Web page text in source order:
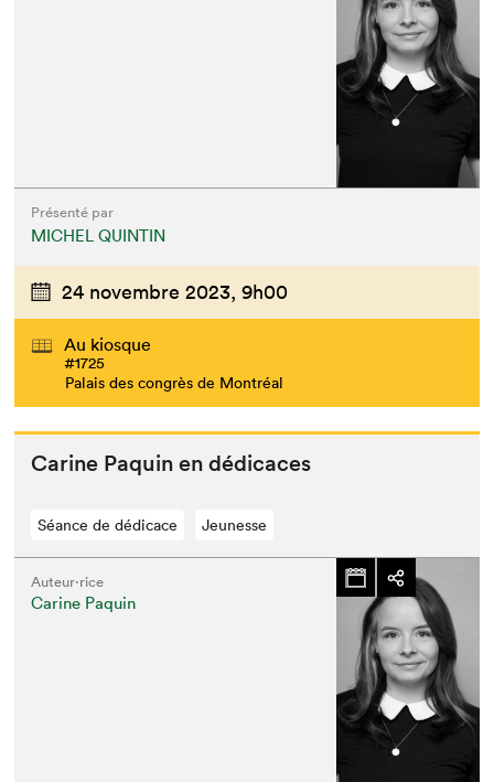
Présenté par
MICHEL QUINTIN
24 novembre 2023, 9h00
Au kiosque
#1725
Palais des congrès de Montréal
Carine Paquin en dédicaces
Séance de dédicace Jeunesse
Auteur·rice
Carine Paquin